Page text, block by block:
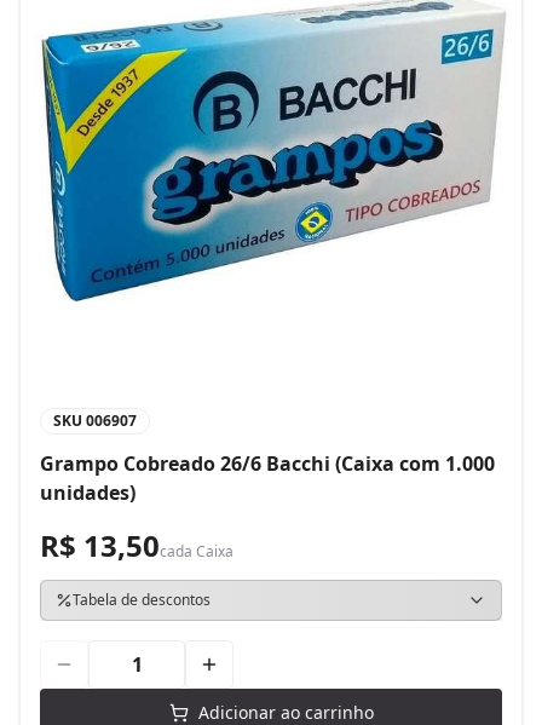
SKU 006907
Grampo Cobreado 26/6 Bacchi (Caixa com 1.000
unidades)
R$ 13,50cada Caixa
Tabela de descontos
Adicionar ao carrinho